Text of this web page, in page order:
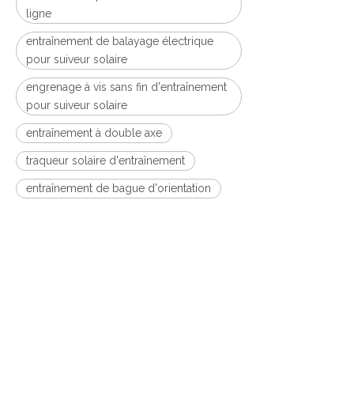
ligne
entraînement de balayage électrique
pour suiveur solaire
engrenage à vis sans fin d'entraînement
pour suiveur solaire
entraînement à double axe
traqueur solaire d'entraînement
entraînement de bague d'orientation